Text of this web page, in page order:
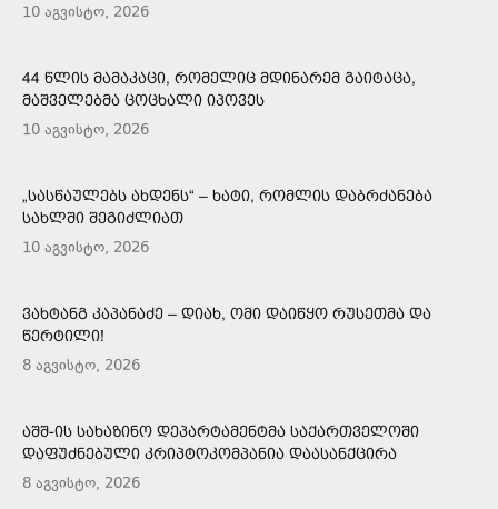
10 აგვისტო, 2026
44 ᲬᲚᲘᲡ ᲛᲐᲛᲐᲙᲐᲪᲘ, ᲠᲝᲛᲔᲚᲘᲪ ᲛᲓᲘᲜᲐᲠᲔᲛ ᲒᲐᲘᲢᲐᲪᲐ,
ᲛᲐᲨᲕᲔᲚᲔᲑᲛᲐ ᲪᲝᲪᲮᲐᲚᲘ ᲘᲞᲝᲕᲔᲡ
10 აგვისტო, 2026
„ᲡᲐᲡᲬᲐᲣᲚᲔᲑᲡ ᲐᲮᲓᲔᲜᲡ“ – ᲮᲐᲢᲘ, ᲠᲝᲛᲚᲘᲡ ᲓᲐᲑᲠᲫᲐᲜᲔᲑᲐ
ᲡᲐᲮᲚᲨᲘ ᲨᲔᲒᲘᲫᲚᲘᲐᲗ
10 აგვისტო, 2026
ᲕᲐᲮᲢᲐᲜᲒ ᲙᲐᲞᲐᲜᲐᲫᲔ – ᲓᲘᲐᲮ, ᲝᲛᲘ ᲓᲐᲘᲬᲧᲝ ᲠᲣᲡᲔᲗᲛᲐ ᲓᲐ
ᲬᲔᲠᲢᲘᲚᲘ!
8 აგვისტო, 2026
ᲐᲨᲨ-ᲘᲡ ᲡᲐᲮᲐᲖᲘᲜᲝ ᲓᲔᲞᲐᲠᲢᲐᲛᲔᲜᲢᲛᲐ ᲡᲐᲥᲐᲠᲗᲕᲔᲚᲝᲨᲘ
ᲓᲐᲤᲣᲫᲜᲔᲑᲣᲚᲘ ᲙᲠᲘᲞᲢᲝᲙᲝᲛᲞᲐᲜᲘᲐ ᲓᲐᲐᲡᲐᲜᲥᲪᲘᲠᲐ
8 აგვისტო, 2026